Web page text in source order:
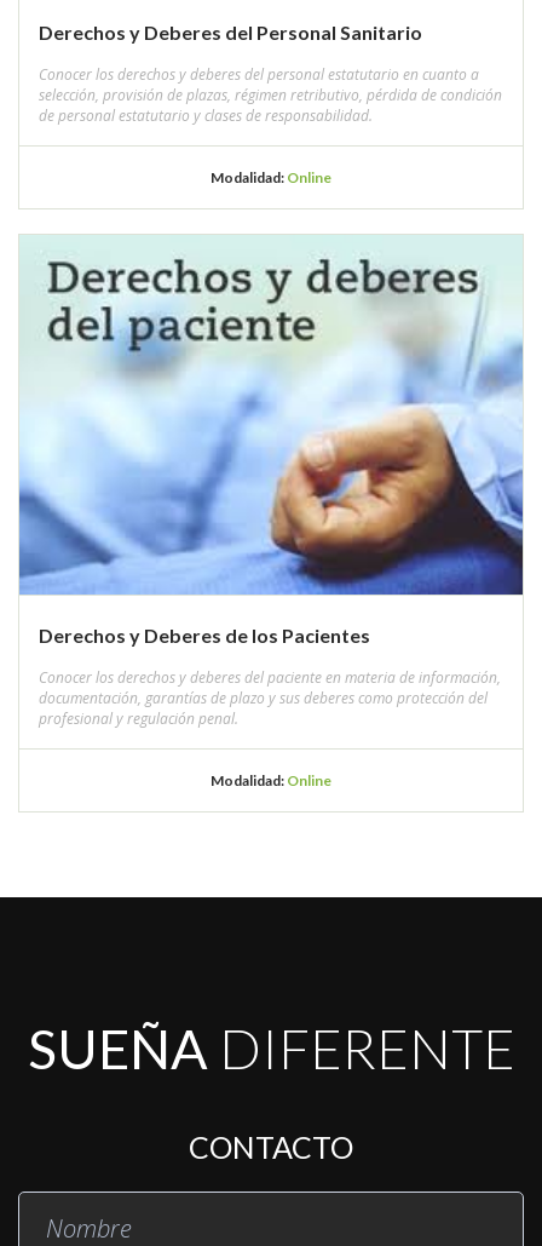
Derechos y Deberes del Personal Sanitario
Conocer los derechos y deberes del personal estatutario en cuanto a
selección, provisión de plazas, régimen retributivo, pérdida de condición
de personal estatutario y clases de responsabilidad.
Modalidad: Online
Derechos y Deberes de los Pacientes
Conocer los derechos y deberes del paciente en materia de información,
documentación, garantías de plazo y sus deberes como protección del
profesional y regulación penal.
Modalidad: Online
SUEÑA DIFERENTE
CONTACTO